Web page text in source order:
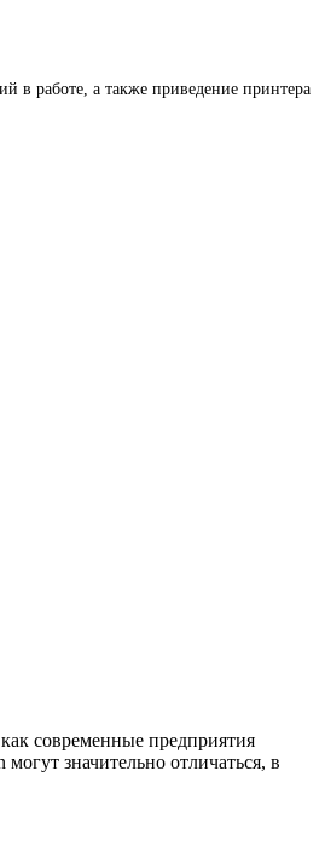
в работе, а также приведение принтера
современные предприятия
значительно отличаться, в